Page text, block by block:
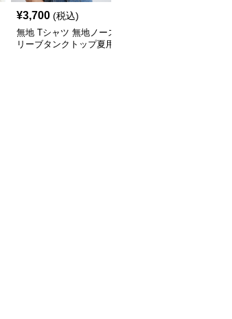
¥3,700 (税込)
無地 Tシャツ 無地ノース
リーブタンクトップ夏用